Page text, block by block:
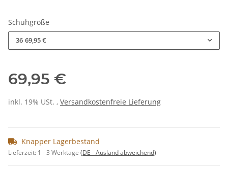
Schuhgröße
36 69,95 €
69,95 €
inkl. 19% USt. , Versandkostenfreie Lieferung
Knapper Lagerbestand
Lieferzeit: 1 - 3 Werktage (DE - Ausland abweichend)